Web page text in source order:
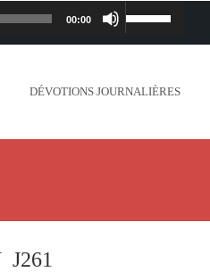
00:00 Utilisez
wp-
DÉVOTIONS JOURNALIÈRES
J261